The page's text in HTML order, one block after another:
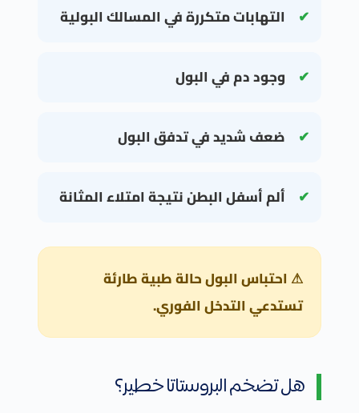
التهابات متكررة في المسالك البولية
وجود دم في البول
ضعف شديد في تدفق البول
ألم أسفل البطن نتيجة امتلاء المثانة
⚠ احتباس البول حالة طبية طارئة
تستدعي التدخل الفوري.
هل تضخم البروستاتا خطير؟